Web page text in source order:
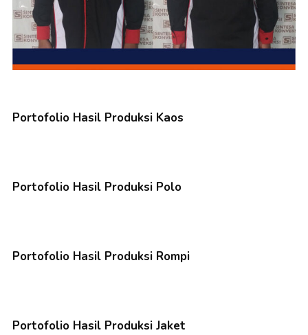
Portofolio Hasil Produksi Kaos
Portofolio Hasil Produksi Polo
Portofolio Hasil Produksi Rompi
Portofolio Hasil Produksi Jaket